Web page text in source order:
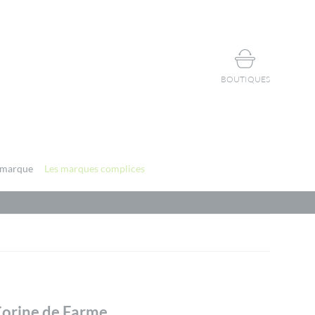
BOUTIQUES
Les marques complices